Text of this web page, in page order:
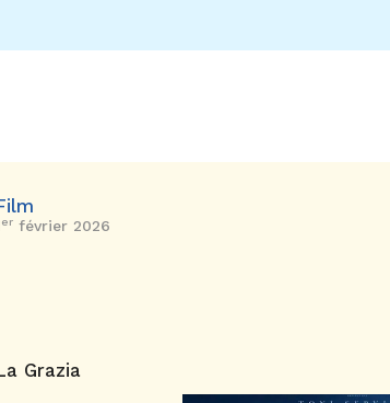
er février 2026
Grazia